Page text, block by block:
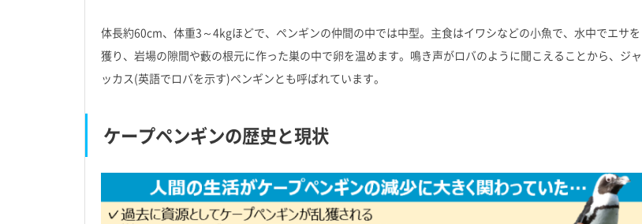
体長約60cm、体重3～4kgほどで、ペンギンの仲間の中では中型。主食はイワシなどの小魚で、水中でエサを
獲り、岩場の隙間や藪の根元に作った巣の中で卵を温めます。鳴き声がロバのように聞こえることから、ジャ
ッカス(英語でロバを示す)ペンギンとも呼ばれています。
ケープペンギンの歴史と現状